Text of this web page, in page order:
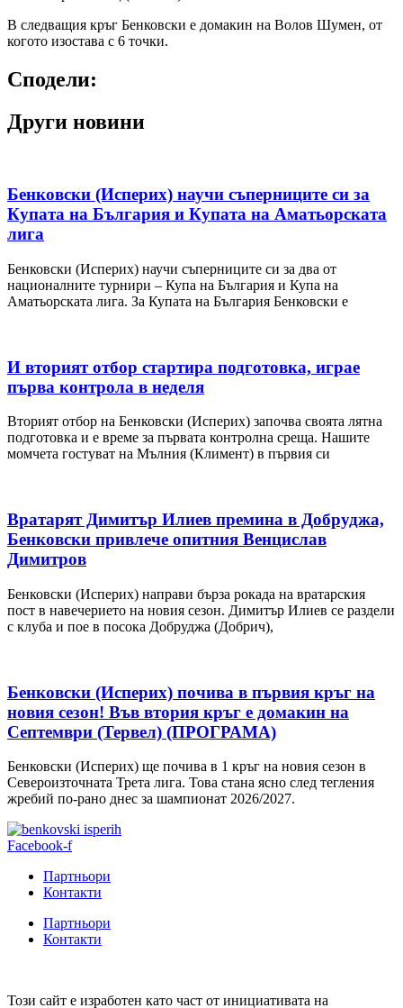
В следващия кръг Бенковски е домакин на Волов Шумен, от
когото изостава с 6 точки.
Сподели:
Други новини
Бенковски (Исперих) научи съперниците си за
Купата на България и Купата на Аматьорската
лига
Бенковски (Исперих) научи съперниците си за два от
националните турнири – Купа на България и Купа на
Аматьорската лига. За Купата на България Бенковски е
И вторият отбор стартира подготовка, играе
първа контрола в неделя
Вторият отбор на Бенковски (Исперих) започва своята лятна
подготовка и е време за първата контролна среща. Нашите
момчета гостуват на Мълния (Климент) в първия си
Вратарят Димитър Илиев премина в Добруджа,
Бенковски привлече опитния Венцислав
Димитров
Бенковски (Исперих) направи бърза рокада на вратарския
пост в навечерието на новия сезон. Димитър Илиев се раздели
с клуба и пое в посока Добруджа (Добрич),
Бенковски (Исперих) почива в първия кръг на
новия сезон! Във втория кръг е домакин на
Септември (Тервел) (ПРОГРАМА)
Бенковски (Исперих) ще почива в 1 кръг на новия сезон в
Североизточната Трета лига. Това стана ясно след тегления
жребий по-рано днес за шампионат 2026/2027.
Facebook-f
Партньори
Контакти
Партньори
Контакти
Този сайт е изработен като част от инициативата на